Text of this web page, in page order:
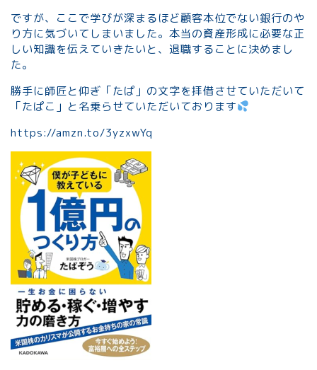
ですが、ここで学びが深まるほど顧客本位でない銀行のや
り方に気づいてしまいました。本当の資産形成に必要な正
しい知識を伝えていきたいと、退職することに決めまし
た。
勝手に師匠と仰ぎ「たぱ」の文字を拝借させていただいて
「たぱこ」と名乗らせていただいております
https://amzn.to/3yzxwYq